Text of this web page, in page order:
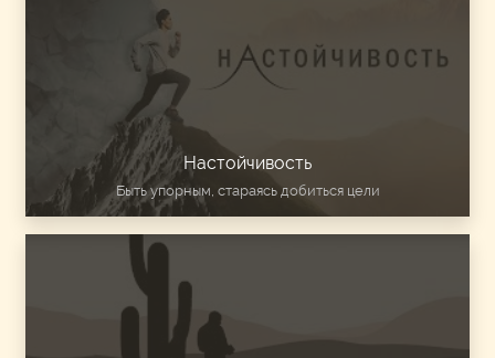
Настойчивость
Быть упорным, стараясь добиться цели